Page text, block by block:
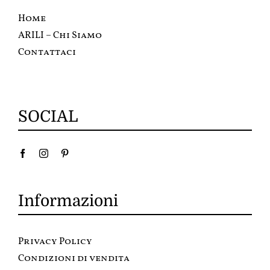
Home
ARILI – Chi Siamo
Contattaci
SOCIAL
Informazioni
Privacy Policy
Condizioni di vendita